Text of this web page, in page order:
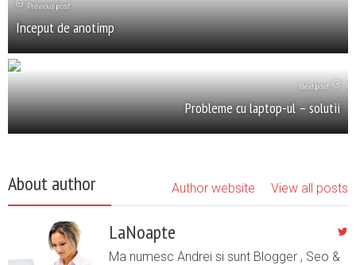
Previous post
Inceput de anotimp
Next post
Probleme cu laptop-ul – solutii
About author View all posts
Author website
LaNoapte
Ma numesc Andrei si sunt Blogger , Seo &